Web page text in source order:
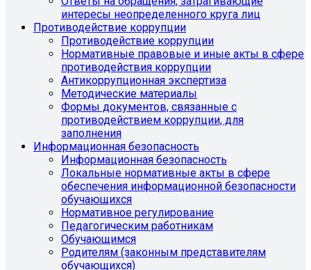
интересы неопределенного круга лиц
Противодействие коррупции
Противодействие коррупции
Нормативные правовые и иные акты в сфере
противодействия коррупции
Антикоррупционная экспертиза
Методические материалы
Формы документов, связанные с
противодействием коррупции, для
заполнения
Информационная безопасность
Информационная безопасность
Локальные нормативные акты в сфере
обеспечения информационной безопасности
обучающихся
Нормативное регулирование
Педагогическим работникам
Обучающимся
Родителям (законным представителям
обучающихся)